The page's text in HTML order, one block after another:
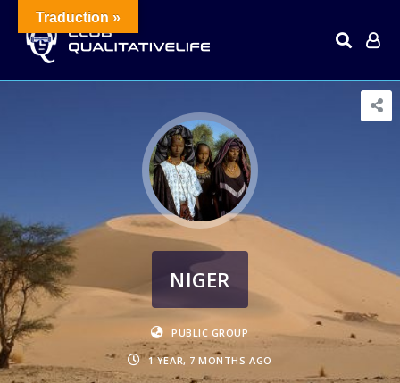
NIGER
PUBLIC GROUP
1 YEAR, 7 MONTHS AGO
Traduction »